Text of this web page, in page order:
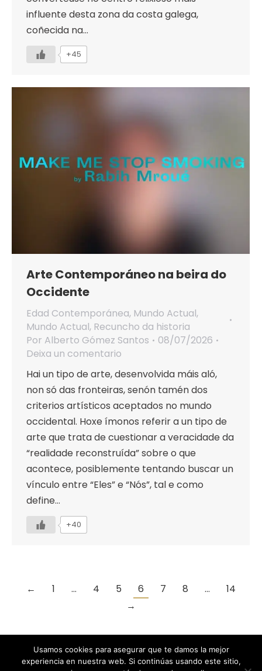
influente desta zona da costa galega,
coñecida na…
+45
Arte Contemporáneo na beira do
Occidente
Edad Contemporánea, Mundo Actual,
Mundo Actual, Recuncho da historia
Por Alberto Gómez Santos
08/07/2026
Deixa un comentario
Hai un tipo de arte, desenvolvida máis aló,
non só das fronteiras, senón tamén dos
criterios artísticos aceptados no mundo
occidental. Hoxe ímonos referir a un tipo de
arte que trata de cuestionar a veracidade da
“realidade reconstruída” sobre o que
acontece, posiblemente tentando buscar un
vínculo entre “Eles” e “Nós”, tal e como
define…
+40
← 1 … 4 5 6 7 8 …
14
→
Usamos cookies para asegurar que te damos la mejor
experiencia en nuestra web. Si continúas usando este sitio,